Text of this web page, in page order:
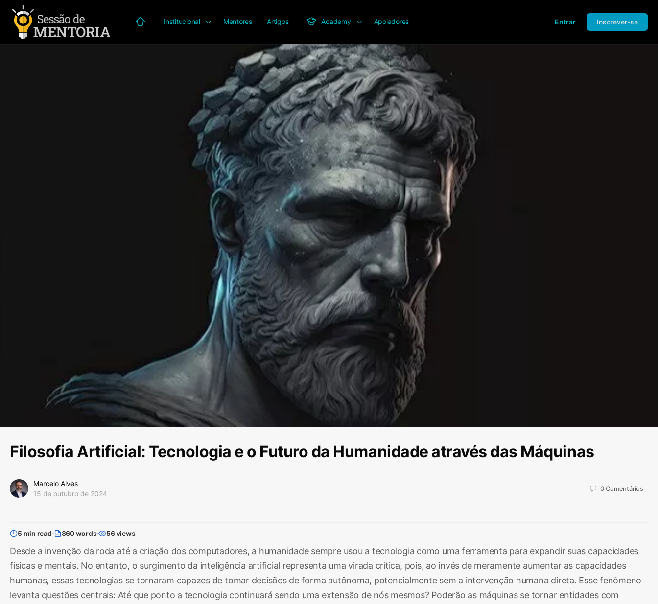
Página inicial
Institucional Mentores Artigos Academy Apoiadores Entrar Inscrever-se
Filosofia Artificial: Tecnologia e o Futuro da Humanidade através das Máquinas
Marcelo Alves
15 de outubro de 2024
0Comentários
5 min read 860 words 56 views
Desde a invenção da roda até a criação dos computadores, a humanidade sempre usou a tecnologia como uma ferramenta para expandir suas capacidades
físicas e mentais. No entanto, o surgimento da inteligência artificial representa uma virada crítica, pois, ao invés de meramente aumentar as capacidades
humanas, essas tecnologias se tornaram capazes de tomar decisões de forma autônoma, potencialmente sem a intervenção humana direta. Esse fenômeno
levanta questões centrais: Até que ponto a tecnologia continuará sendo uma extensão de nós mesmos? Poderão as máquinas se tornar entidades com